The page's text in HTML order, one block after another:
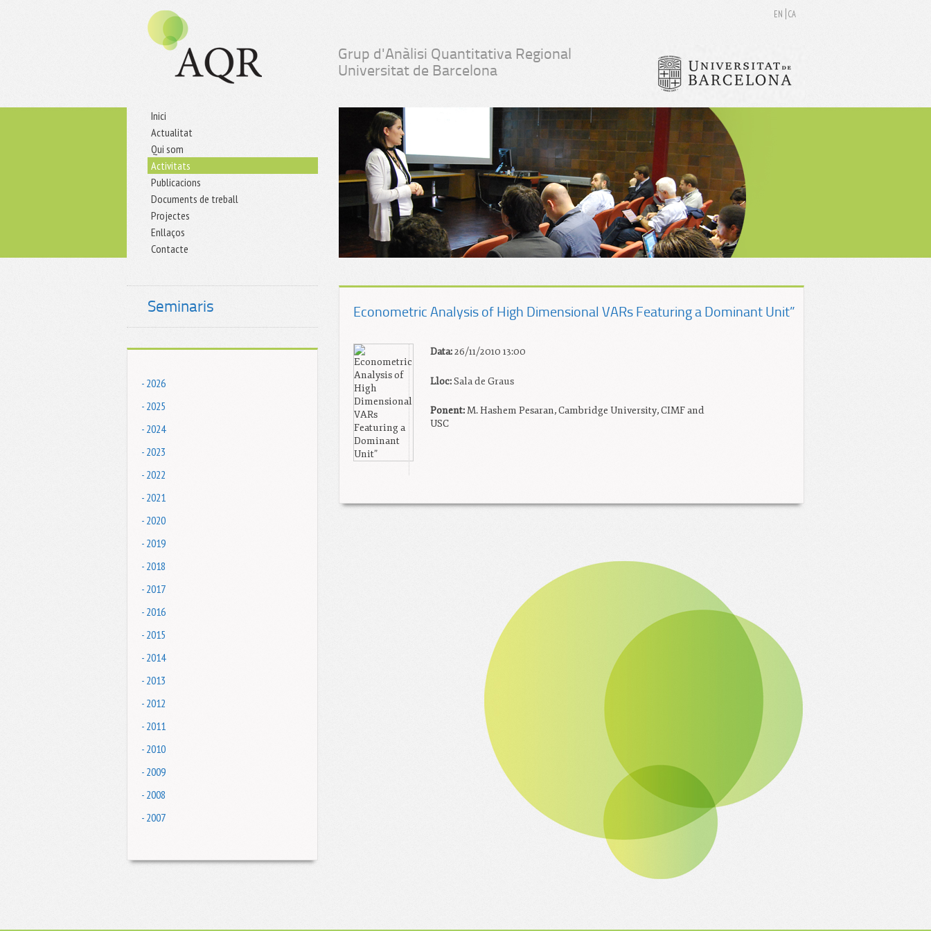
Grup d'Anàlisi Quantitativa Regional
Universitat de Barcelona
Inici
Actualitat
Qui som
Activitats
Publicacions
Documents de treball
Projectes
Enllaços
Contacte
EN CA
Seminaris
- 2026
- 2025
- 2024
- 2023
- 2022
- 2021
- 2020
- 2019
- 2018
- 2017
- 2016
- 2015
- 2014
- 2013
- 2012
- 2011
- 2010
- 2009
- 2008
- 2007
Econometric Analysis of High Dimensional VARs Featuring a Dominant Unit”
Data:26/11/2010 13:00
Lloc:Sala de Graus
Ponent:M. Hashem Pesaran, Cambridge University, CIMF and
USC